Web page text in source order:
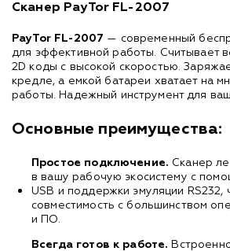
Сканер PayTor FL-2007
PayTor FL-2007 — современный
для эффективной работы. Считывает
2D коды с высокой скоростью.
кредле, а емкой батареи хватает на
работы. Надежный инструмент для
Основные преимущества:
Простое подключение. Сканер
в вашу рабочую экосистему с
USB и поддержки эмуляции RS232,
совместимость с большинством
и ПО.
Всегда готов к работе.